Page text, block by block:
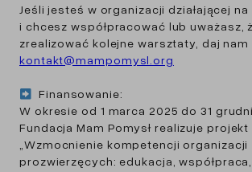
Jeśli jesteś w organizacji działającej
i chcesz współpracować lub uważasz,
zrealizować kolejne warsztaty, daj nam
kontakt@mampomysl.org
Finansowanie:
W okresie od 1 marca 2025 do 31
Fundacja Mam Pomysł realizuje projekt
„Wzmocnienie kompetencji organizacji
prozwierzęcych: edukacja, współpraca,